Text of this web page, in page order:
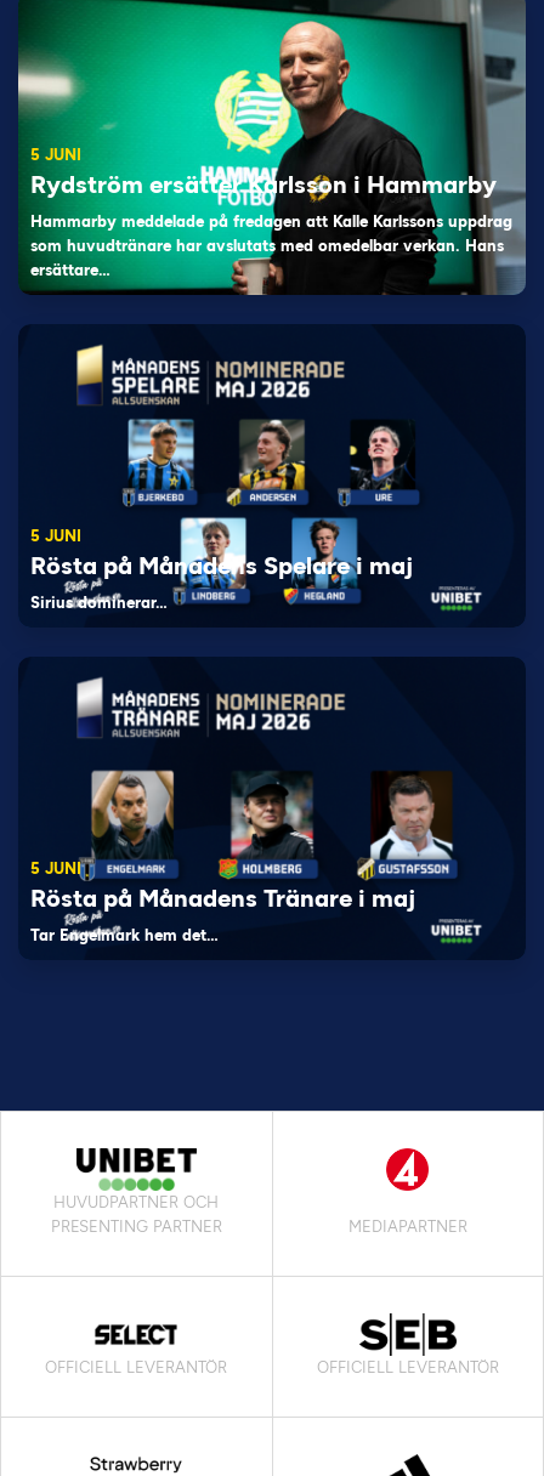
5 JUNI
Rydström ersätter Karlsson i Hammarby
Hammarby meddelade på fredagen att Kalle Karlssons uppdrag
som huvudtränare har avslutats med omedelbar verkan. Hans
ersättare…
5 JUNI
Rösta på Månadens Spelare i maj
Sirius dominerar…
5 JUNI
Rösta på Månadens Tränare i maj
Tar Engelmark hem det…
HUVUDPARTNER OCH
PRESENTING PARTNER
MEDIAPARTNER
OFFICIELL LEVERANTÖR OFFICIELL LEVERANTÖR